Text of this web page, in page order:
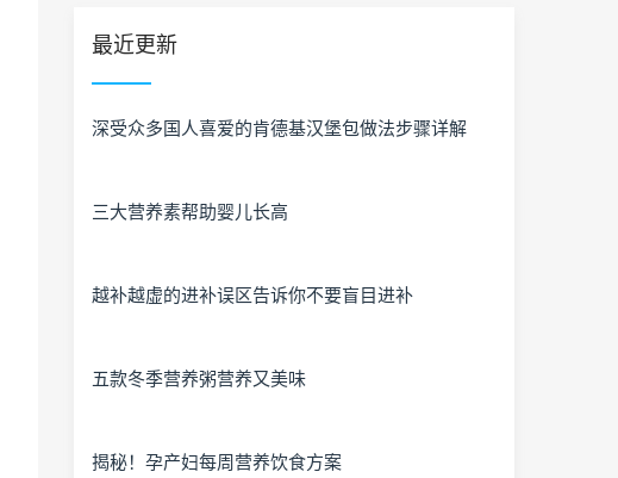
最近更新
深受众多国人喜爱的肯德基汉堡包做法步骤详解
三大营养素帮助婴儿长高
越补越虚的进补误区告诉你不要盲目进补
五款冬季营养粥营养又美味
揭秘！孕产妇每周营养饮食方案